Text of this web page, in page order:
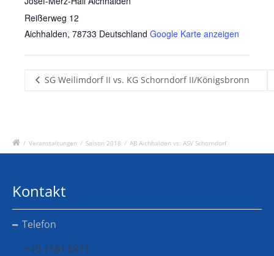
Reißerweg 12
Aichhalden, 78733 Deutschland Google Karte anzeigen
SG Weilimdorf II vs. KG Schorndorf II/Königsbronn
/ Veranstaltungen / Saison 2018 / AB Aichhalden vs. ASV Schorndorf
Kontakt
Telefon
+49 7181 5811